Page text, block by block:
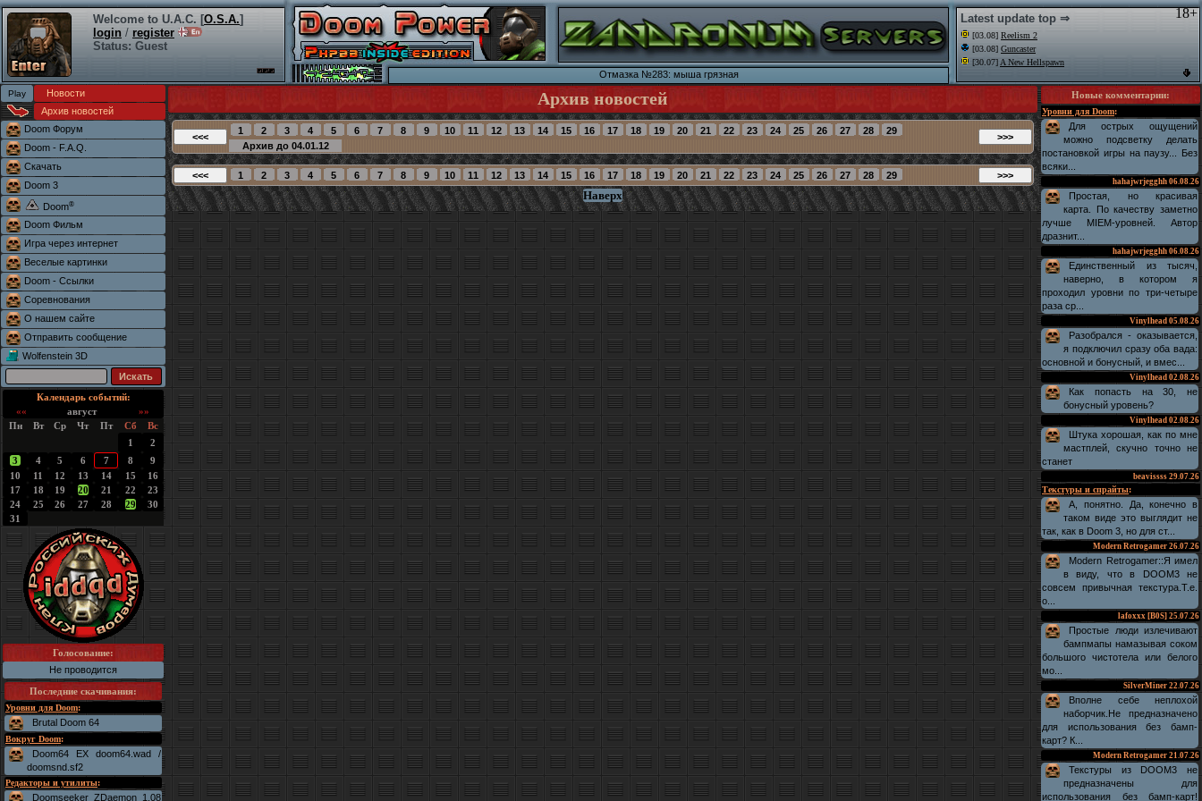
18+
Welcome to U.A.C. [O.S.A.]
login / register
Status: Guest
Latest update top ⇒
[03.08] Reelism 2
[03.08] Guncaster
[30.07] A New Hellspawn
Отмазка №283: мыша грязная
Новости
Архив новостей
Doom Форум
Doom - F.A.Q.
Скачать
Doom 3
Doom®
Doom Фильм
Игра через интернет
Веселые картинки
Doom - Ссылки
Соревнования
О нашем сайте
Отправить сообщение
Wolfenstein 3D
Календарь событий:
««
август
»»
Пн
Вт Ср Чт Пт Сб
Вс
1
2
3
4 5 6 7 8
9
10
11 12 13 14 15
16
17
18 19 20 21 22
23
24
25 26 27 28 29
30
31
Голосование:
Не проводится
Последние скачивания:
Уровни для Doom:
Brutal Doom 64
Вокруг Doom:
Doom64 EX doom64.wad /
doomsnd.sf2
Редакторы и утилиты:
Doomseeker ZDaemon 1.08
Архив новостей
Наверх
Новые комментарии:
Уровни для Doom:
Для острых ощущений
можно подсветку делать
постановкой игры на паузу... Без
всяки...
hahajwrjegghh 06.08.26
Простая, но красивая
карта. По качеству заметно
лучше MIEM-уровней. Автор
дразнит...
hahajwrjegghh 06.08.26
Единственный из тысяч,
наверно, в котором я
проходил уровни по три-четыре
раза ср...
Vinylhead 05.08.26
Разобрался - оказывается,
я подключил сразу оба вада:
основной и бонусный, и вмес...
Vinylhead 02.08.26
Как попасть на 30, не
бонусный уровень?
Vinylhead 02.08.26
Штука хорошая, как по мне
мастплей, скучно точно не
станет
beavissss 29.07.26
Текстуры и спрайты:
А, понятно. Да, конечно в
таком виде это выглядит не
так, как в Doom 3, но для ст...
Modern Retrogamer 26.07.26
Modern Retrogamer::Я имел
в виду, что в DOOM3 не
совсем привычная текстура.Т.е.
о...
lafoxxx [B0S] 25.07.26
Простые люди излечивают
бампмапы намазывая соком
большого чистотела или белого
мо...
SilverMiner 22.07.26
Вполне себе неплохой
наборчик.Не предназначено
для использования без бамп-
карт? К...
Modern Retrogamer 21.07.26
Текстуры из DOOM3 не
предназначены для
использования без бамп-карт!